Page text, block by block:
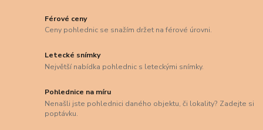
Férové ceny
Ceny pohlednic se snažím držet na férové úrovni.
Letecké snímky
Největší nabídka pohlednic s leteckými snímky.
Pohlednice na míru
Nenašli jste pohlednici daného objektu, či lokality? Zadejte si
poptávku.